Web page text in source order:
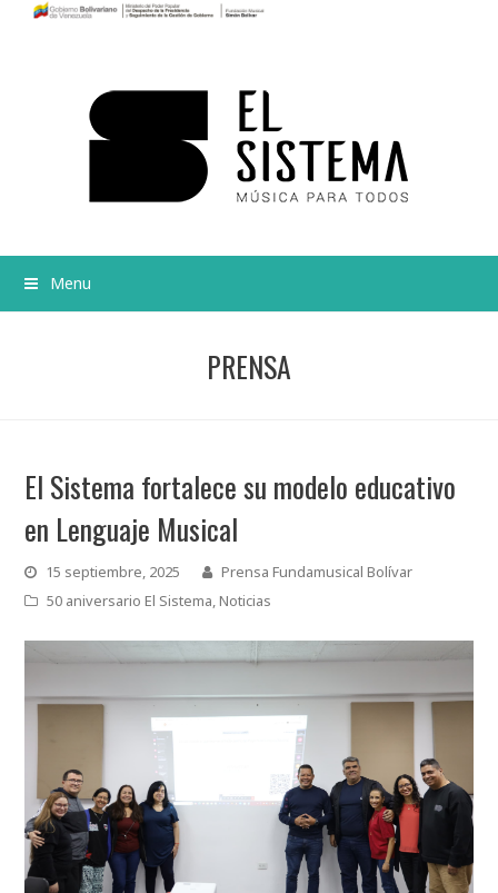
Menu
PRENSA
El Sistema fortalece su modelo educativo
en Lenguaje Musical
15 septiembre, 2025
Prensa Fundamusical Bolívar
50 aniversario El Sistema,Noticias